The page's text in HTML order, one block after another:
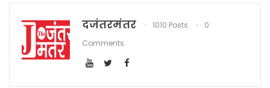
दजंतरमंतर 1010 Posts
0
Comments